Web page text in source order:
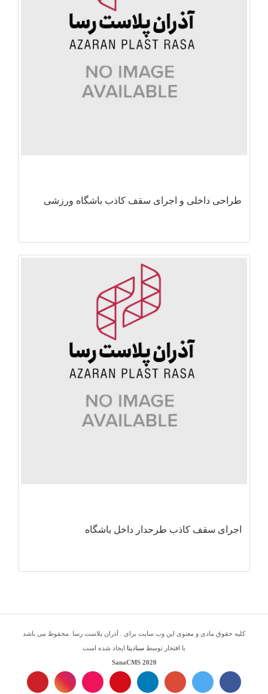
طراحی داخلی و اجرای سقف کاذب باشگاه ورزشی
اجرای سقف کاذب طرحدار داخل باشگاه
کلیه حقوق مادی و معنوی این وب سایت برای . آذران پلاست رسا .محفوظ می باشد
با افتخار توسط سنادیتا ایجاد شده است
SanaCMS 2020